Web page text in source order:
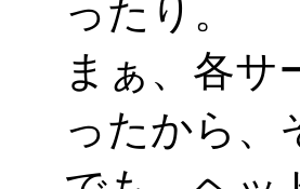
ったり。
まぁ、各サ
ったから